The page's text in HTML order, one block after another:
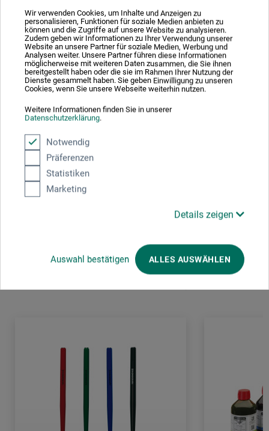
Wir verwenden Cookies, um Inhalte und Anzeigen zu
personalisieren, Funktionen für soziale Medien anbieten zu
können und die Zugriffe auf unsere Website zu analysieren.
Zudem geben wir Informationen zu Ihrer Verwendung unserer
Website an unsere Partner für soziale Medien, Werbung und
Analysen weiter. Unsere Partner führen diese Informationen
möglicherweise mit weiteren Daten zusammen, die Sie ihnen
bereitgestellt haben oder die sie im Rahmen Ihrer Nutzung der
Dienste gesammelt haben. Sie geben Einwilligung zu unseren
Cookies, wenn Sie unsere Webseite weiterhin nutzen.
Weitere Informationen finden Sie in unserer
Datenschutzerklärung.
Notwendig
Präferenzen
Statistiken
Marketing
Details zeigen
Auswahl bestätigen ALLES AUSWÄHLEN
Producent-kontakt
Her finder du producentens kontaktoplysninger for dette
Tennenbronn
Schwarzenbach 9
78144 Schramberg
Kunder købte også